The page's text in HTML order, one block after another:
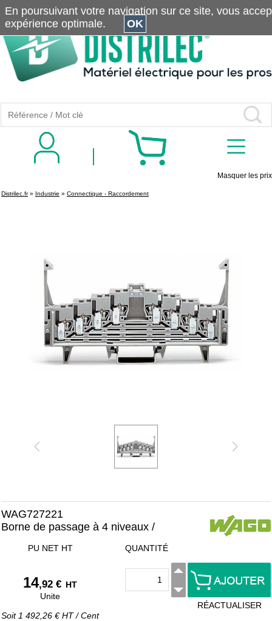
Masquer les prix
Distrilec.fr» Industrie » Connectique - Raccordement
WAG727221
Borne de passage à 4 niveaux /
PU NET HT
14,92 € HT
Unite
Soit 1 492,26 € HT/Cent
QUANTITÉ
RÉACTUALISER
En poursuivant votre navigation sur ce site, vous
expérience optimale.
OK